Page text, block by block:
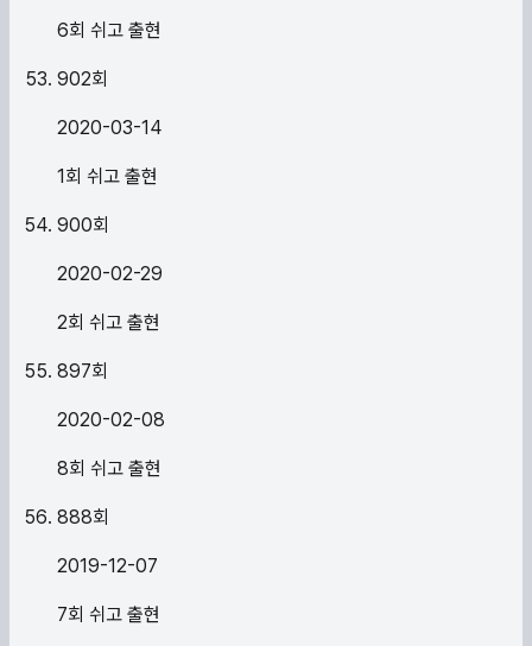
6회 쉬고 출현
902회
2020-03-14
1회 쉬고 출현
900회
2020-02-29
2회 쉬고 출현
897회
2020-02-08
8회 쉬고 출현
888회
2019-12-07
7회 쉬고 출현